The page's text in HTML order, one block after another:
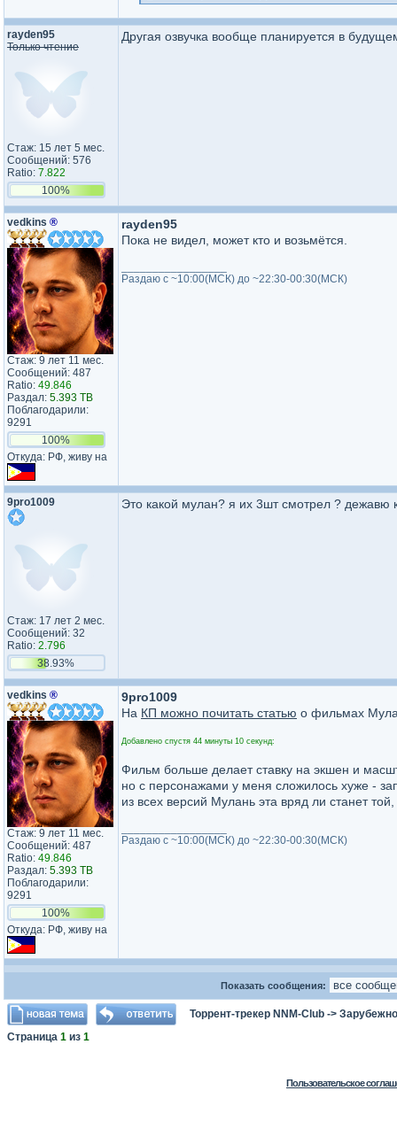
rayden95
Только чтение
Стаж: 15 лет 5 мес.
Сообщений: 576
Ratio: 7.822
100%
Другая озвучка вообще планируется в
vedkins ®
Стаж: 9 лет 11 мес.
Сообщений: 487
Ratio: 49.846
Раздал: 5.393 TB
Поблагодарили:
9291
100%
Откуда: РФ, живу на
rayden95
Пока не видел, может кто и возьмётся.
Раздаю с ~10:00(МСК) до ~22:30-00:30(МСК)
9pro1009
Стаж: 17 лет 2 мес.
Сообщений: 32
Ratio: 2.796
38.93%
Это какой мулан? я их 3шт смотрел ? дежавю
vedkins ®
Стаж: 9 лет 11 мес.
Сообщений: 487
Ratio: 49.846
Раздал: 5.393 TB
Поблагодарили:
9291
100%
Откуда: РФ, живу на
9pro1009
На КП можно почитать статью о фильмах
Добавлено спустя 44 минуты 10 секунд:
Фильм больше делает ставку на экшен и
но с персонажами у меня сложилось хуже -
из всех версий Мулань эта вряд ли станет
Раздаю с ~10:00(МСК) до ~22:30-00:30(МСК)
Показать сообщения:
Торрент-трекер NNM-Club ->
Страница 1 из 1
Пользовательское